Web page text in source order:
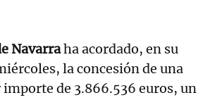
Navarraha acordado, en su
la concesión de una
de 3.866.536 euros, un